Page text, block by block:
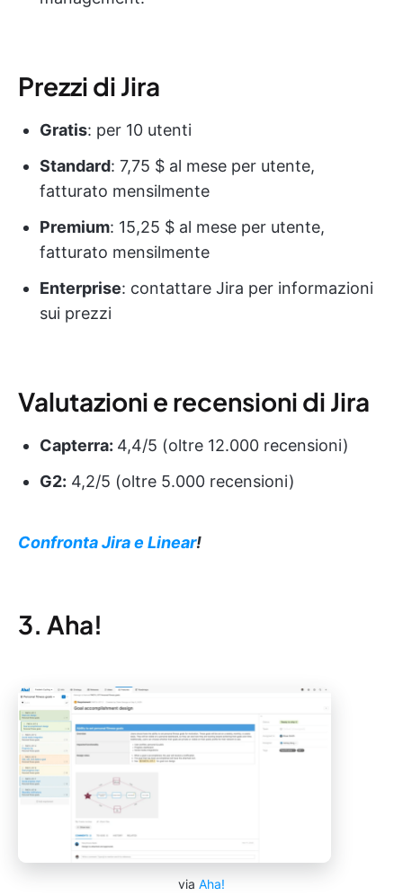
Prezzi di Jira
Gratis: per 10 utenti
Standard: 7,75 $ al mese per utente,
fatturato mensilmente
Premium: 15,25 $ al mese per utente,
fatturato mensilmente
Enterprise: contattare Jira per informazioni
sui prezzi
Valutazioni e recensioni di Jira
Capterra: 4,4/5 (oltre 12.000 recensioni)
G2: 4,2/5 (oltre 5.000 recensioni)
Confronta Jira e Linear!
3. Aha!
via Aha!